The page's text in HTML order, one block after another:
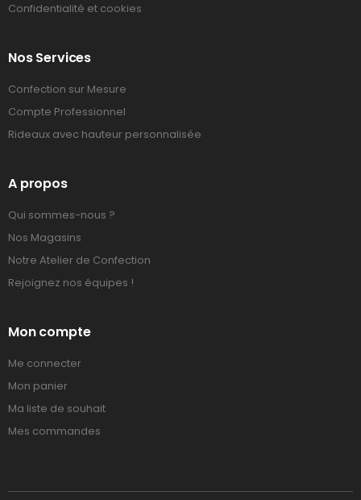
Confidentialité et cookies
Nos Services
Confection sur Mesure
Compte Professionnel
Rideaux avec hauteur personnalisée
A propos
Qui sommes-nous ?
Nos Magasins
Notre Atelier de Confection
Rejoignez nos équipes !
Mon compte
Me connecter
Mon panier
Ma liste de souhait
Mes commandes